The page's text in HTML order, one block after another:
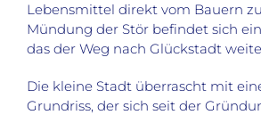
Lebensmittel direkt vom Bauern
Mündung der Stör befindet sich
das der Weg nach Glückstadt
Die kleine Stadt überrascht mit
Grundriss, der sich seit der